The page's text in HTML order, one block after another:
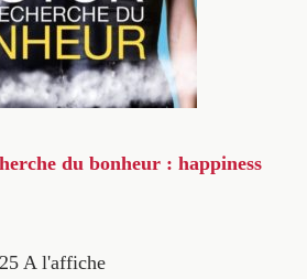
du bonheur : happiness
A l'affiche